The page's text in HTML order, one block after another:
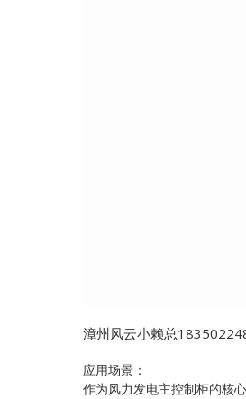
漳州风云小赖总
应用场景：
作为风力发电主控制柜的核